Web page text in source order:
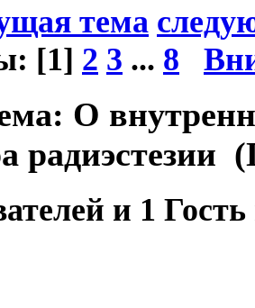
тема
[1] 2 3 ... 8
О
радиэстезии
и 1